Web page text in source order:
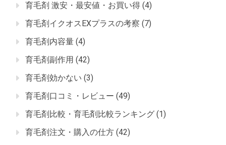
育毛剤 激安・最安値・お買い得 (4)
育毛剤イクオスEXプラスの考察 (7)
育毛剤内容量 (4)
育毛剤副作用 (42)
育毛剤効かない (3)
育毛剤口コミ・レビュー (49)
育毛剤比較・育毛剤比較ランキング (1)
育毛剤注文・購入の仕方 (42)